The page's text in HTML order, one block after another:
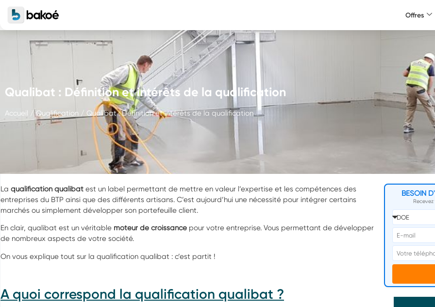
Offres
Qualibat : Définition et intérêts de la qualification
Accueil /Qualification / Qualibat : Définition et intérêts de la qualification
La qualification qualibat est un label permettant de mettre en valeur l’expertise et les compétences des
entreprises du BTP ainsi que des différents artisans. C’est aujourd’hui une nécessité pour intégrer certains
marchés ou simplement développer son portefeuille client.
En clair, qualibat est un véritable moteur de croissance pour votre entreprise. Vous permettant de développer
de nombreux aspects de votre société.
On vous explique tout sur la qualification qualibat : c’est partit !
A quoi correspond la qualification qualibat ?
BESOIN